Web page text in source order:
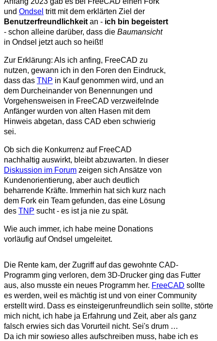
und Ondsel tritt mit dem erklärten Ziel der
Benutzerfreundlichkeit an - ich bin begeistert
- schon alleine darüber, dass die Baumansicht
in Ondsel jetzt auch so heißt!
Zur Erklärung: Als ich anfing, FreeCAD zu
nutzen, gewann ich in den Foren den Eindruck,
dass das TNP in Kauf genommen wird, und an
dem Durcheinander von Benennungen und
Vorgehensweisen in FreeCAD verzweifelnde
Anfänger wurden von alten Hasen mit dem
Hinweis abgetan, dass CAD eben schwierig
sei.
Ob sich die Konkurrenz auf FreeCAD
nachhaltig auswirkt, bleibt abzuwarten. In dieser
Diskussion im Forum zeigen sich Ansätze von
Kundenorientierung, aber auch deutlich
beharrende Kräfte. Immerhin hat sich kurz nach
dem Fork ein Team gefunden, das eine Lösung
des TNP sucht - es ist ja nie zu spät.
Wie auch immer, ich habe meine Donations
vorläufig auf Ondsel umgeleitet.
Die Rente kam, der Zugriff auf das gewohnte CAD-
Programm ging verloren, dem 3D-Drucker ging das Futter
aus, also musste ein neues Programm her. FreeCAD sollte
es werden, weil es mächtig ist und von einer Community
erstellt wird. Dass es einsteigerunfreundlich sein sollte, störte
mich nicht, ich habe ja Erfahrung und Zeit, aber als ganz
falsch erwies sich das Vorurteil nicht. Sei's drum …
Da ich mir sowieso alles aufschreiben muss, habe ich es